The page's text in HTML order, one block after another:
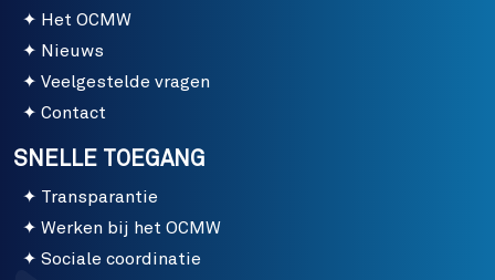
Het OCMW
Nieuws
Veelgestelde vragen
Contact
SNELLE TOEGANG
Transparantie
Werken bij het OCMW
Sociale coordinatie